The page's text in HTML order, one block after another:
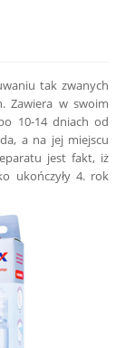
tak zwanych
Zawiera w swoim
10-14 dniach od
a na jej miejscu
jest fakt, iż
ukończyły 4. rok